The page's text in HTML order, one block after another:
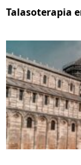
Talasoterapia